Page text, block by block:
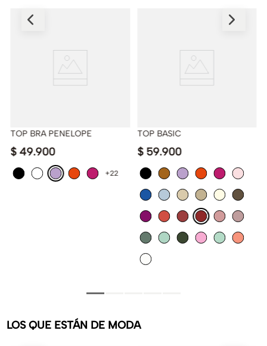
TOP BRA PENELOPE
$ 49.900
+22
TOP BASIC
$ 59.900
LOS QUE ESTÁN DE MODA